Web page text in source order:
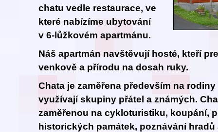
chatu vedle restaurace, ve
které nabízíme ubytování
v 6-lůžkovém apartmánu.
Náš apartmán navštěvují hosté, kteří
venkově a přírodu na dosah ruky.
Chata je zaměřena především na
využívají skupiny přátel a známých.
zaměřenou na cykloturistiku, koupání,
historických památek, poznávání hradů